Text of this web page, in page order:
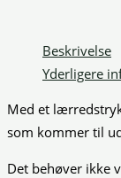
Beskrivelse
Yderligere
Med et
som kommer til
Det behøver ikke